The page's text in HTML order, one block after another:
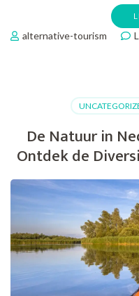
alternative-tourism
De Natuur in
Ontdek de